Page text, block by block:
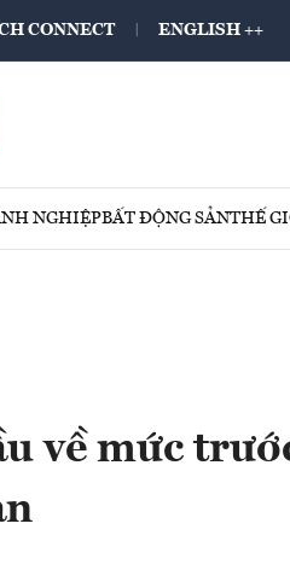
CONNECT ENGLISH ++
NGHIỆPBẤT ĐỘNG SẢNTHẾ
về mức